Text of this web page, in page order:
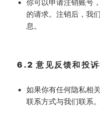
你可以申请注销账号
的请求。注销后，我
息。
6.2 意见反馈和投诉
如果你有任何隐私相
联系方式与我们联系。